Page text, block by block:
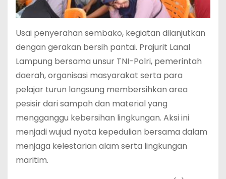
Usai penyerahan sembako, kegiatan dilanjutkan
dengan gerakan bersih pantai. Prajurit Lanal
Lampung bersama unsur TNI-Polri, pemerintah
daerah, organisasi masyarakat serta para
pelajar turun langsung membersihkan area
pesisir dari sampah dan material yang
mengganggu kebersihan lingkungan. Aksi ini
menjadi wujud nyata kepedulian bersama dalam
menjaga kelestarian alam serta lingkungan
maritim.